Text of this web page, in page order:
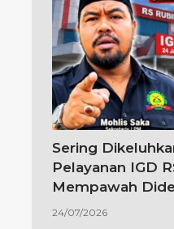
Sering
Pelayanan IGD
Mempawah
24/07/2026